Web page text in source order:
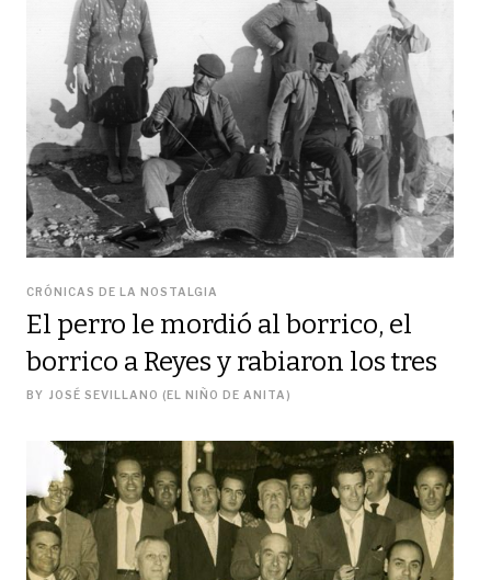
CRÓNICAS DE LA NOSTALGIA
El perro le mordió al borrico, el
borrico a Reyes y rabiaron los tres
BY JOSÉ SEVILLANO (EL NIÑO DE ANITA)